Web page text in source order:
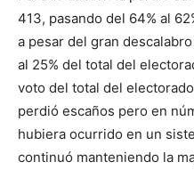
413, pasando del 64% al
a pesar del gran
al 25% del total del
voto del total del
perdió escaños pero en
hubiera ocurrido en un
continuó manteniendo la